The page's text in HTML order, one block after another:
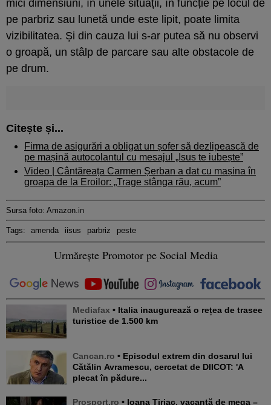
mici dimensiuni, în unele situații, în funcție pe locul de
pe parbriz sau lunetă unde este lipit, poate limita
vizibilitatea. Și din cauza lui s-ar putea să nu observi
o groapă, un stâlp de parcare sau alte obstacole de
pe drum.
Citește și...
Firma de asigurări a obligat un șofer să dezlipească de
pe mașină autocolantul cu mesajul „Isus te iubește”
Video | Cântăreața Carmen Șerban a dat cu mașina în
groapa de la Eroilor: „Trage stânga rău, acum”
Sursa foto: Amazon.in
Tags: amenda iisus parbriz peste
Urmărește Promotor pe Social Media
Mediafax • Italia inaugurează o rețea de trasee
turistice de 1.500 km
Cancan.ro • Episodul extrem din dosarul lui
Cătălin Avramescu, cercetat de DIICOT: 'A
plecat în pădure...
Prosport.ro • Ioana Țiriac, vacanță de mega –